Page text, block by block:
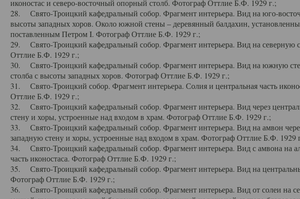
иконостас и северо-восточный опорный столб. Фотограф Оттлие Б.Ф. 1929 г.;
28. Свято-Троицкий кафедральный собор. Фрагмент интерьера. Вид на юго-
высоты западных хоров. Около южной стены – деревянный балдахин,
поставленным Петром I. Фотограф Оттлие Б.Ф. 1929 г.;
29. Свято-Троицкий кафедральный собор. Фрагмент интерьера. Вид на северную
Оттлие Б.Ф. 1929 г.;
30. Свято-Троицкий кафедральный собор. Фрагмент интерьера. Вид на южную
столба с высоты западных хоров. Фотограф Оттлие Б.Ф. 1929 г.;
31. Свято-Троицкий собор. Фрагмент интерьера. Солия и центральная часть
Оттлие Б.Ф. 1929 г.;
32. Свято-Троицкий кафедральный собор. Фрагмент интерьера. Вид через
стену и хоры, устроенные над входом в храм. Фотограф Оттлие Б.Ф. 1929 г.;
33. Свято-Троицкий кафедральный собор. Фрагмент интерьера. Вид на амвон
западную стену и хоры, устроенные над входом в храм. Фотограф Оттлие Б.Ф. 1929
34. Свято-Троицкий кафедральный собор. Фрагмент интерьера. Вид с амвона на
часть иконостаса. Фотограф Оттлие Б.Ф. 1929 г.;
35. Свято-Троицкий кафедральный собор. Фрагмент интерьера. Вид на
Фотограф Оттлие Б.Ф. 1929 г.;
36. Свято-Троицкий кафедральный собор. Фрагмент интерьера. Вид от солеи на